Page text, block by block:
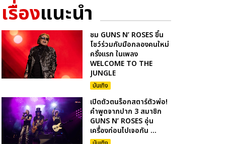
เรื่องแนะนำ
ชม GUNS N’ ROSES ขึ้น
โชว์ร่วมกับมือกลองคนใหม่
ครั้งแรก ในเพลง
WELCOME TO THE
JUNGLE
บันเทิง
เปิดตัวตนร็อกสตาร์ตัวพ่อ!
คำพูดจากปาก 3 สมาชิก
GUNS N’ ROSES อุ่น
เครื่องก่อนไปเจอกัน ...